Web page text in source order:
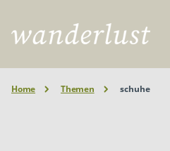
Home Themen schuhe